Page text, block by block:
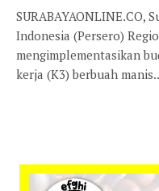
SURABAYAONLINE.CO,
Indonesia (Persero)
mengimplementasikan
kerja (K3) berbuah